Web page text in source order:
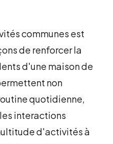
communes est
de renforcer la
d'une maison de
non
quotidienne,
interactions
d'activités à